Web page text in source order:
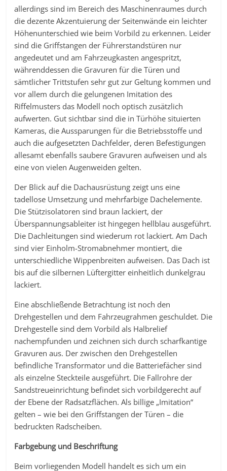
allerdings sind im Bereich des Maschinenraumes durch
die dezente Akzentuierung der Seitenwände ein leichter
Höhenunterschied wie beim Vorbild zu erkennen. Leider
sind die Griffstangen der Führerstandstüren nur
angedeutet und am Fahrzeugkasten angespritzt,
währenddessen die Gravuren für die Türen und
sämtlicher Trittstufen sehr gut zur Geltung kommen und
vor allem durch die gelungenen Imitation des
Riffelmusters das Modell noch optisch zusätzlich
aufwerten. Gut sichtbar sind die in Türhöhe situierten
Kameras, die Aussparungen für die Betriebsstoffe und
auch die aufgesetzten Dachfelder, deren Befestigungen
allesamt ebenfalls saubere Gravuren aufweisen und als
eine von vielen Augenweiden gelten.
Der Blick auf die Dachausrüstung zeigt uns eine
tadellose Umsetzung und mehrfarbige Dachelemente.
Die Stützisolatoren sind braun lackiert, der
Überspannungsableiter ist hingegen hellblau ausgeführt.
Die Dachleitungen sind wiederum rot lackiert. Am Dach
sind vier Einholm-Stromabnehmer montiert, die
unterschiedliche Wippenbreiten aufweisen. Das Dach ist
bis auf die silbernen Lüftergitter einheitlich dunkelgrau
lackiert.
Eine abschließende Betrachtung ist noch den
Drehgestellen und dem Fahrzeugrahmen geschuldet. Die
Drehgestelle sind dem Vorbild als Halbrelief
nachempfunden und zeichnen sich durch scharfkantige
Gravuren aus. Der zwischen den Drehgestellen
befindliche Transformator und die Batteriefächer sind
als einzelne Steckteile ausgeführt. Die Fallrohre der
Sandstreueinrichtung befindet sich vorbildgerecht auf
der Ebene der Radsatzflächen. Als billige „Imitation“
gelten – wie bei den Griffstangen der Türen – die
bedruckten Radscheiben.
Farbgebung und Beschriftung
Beim vorliegenden Modell handelt es sich um ein